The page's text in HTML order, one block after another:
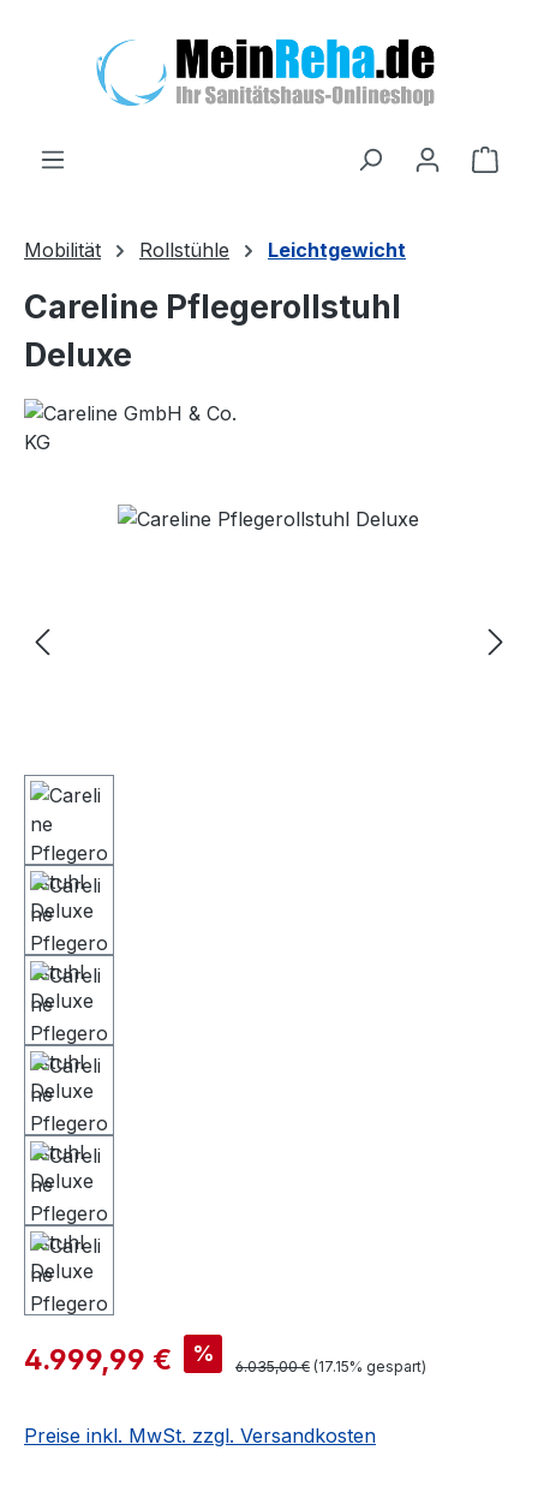
Mobilität Rollstühle Leichtgewicht
Careline Pflegerollstuhl
Deluxe
Bildergalerie überspringen
4.999,99 € %
6.035,00 € (17.15% gespart)
Preise inkl. MwSt. zzgl. Versandkosten